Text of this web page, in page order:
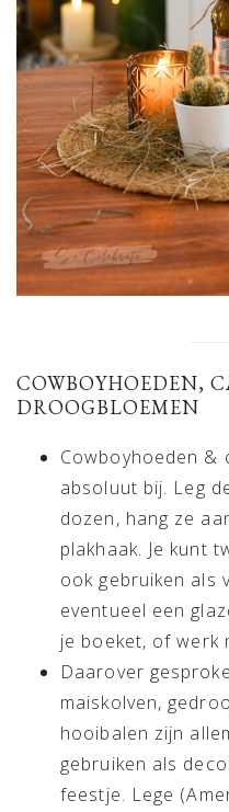
COWBOYHOEDEN,
DROOGBLOEMEN
Cowboyhoeden &
absoluut bij. Leg
dozen, hang ze
plakhaak. Je kunt
ook gebruiken als
eventueel een
je boeket, of werk
Daarover
maiskolven,
hooibalen zijn
gebruiken als
feestje. Lege